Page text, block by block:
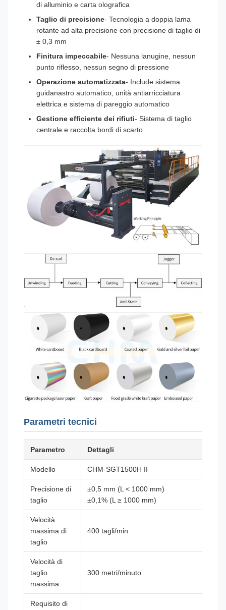
di alluminio e carta olografica
Taglio di precisione- Tecnologia a doppia lama
rotante ad alta precisione con precisione di taglio di
± 0,3 mm
Finitura impeccabile- Nessuna lanugine, nessun
punto riflesso, nessun segno di pressione
Operazione automatizzata- Include sistema
guidanastro automatico, unità antiarricciatura
elettrica e sistema di pareggio automatico
Gestione efficiente dei rifiuti- Sistema di taglio
centrale e raccolta bordi di scarto
Parametri tecnici
Parametro Dettagli
Modello CHM-SGT1500H II
Precisione di
taglio
±0,5 mm (L < 1000 mm)
±0,1% (L ≥ 1000 mm)
Velocità
massima di
taglio
400 tagli/min
Velocità di
taglio
massima
300 metri/minuto
Requisito di